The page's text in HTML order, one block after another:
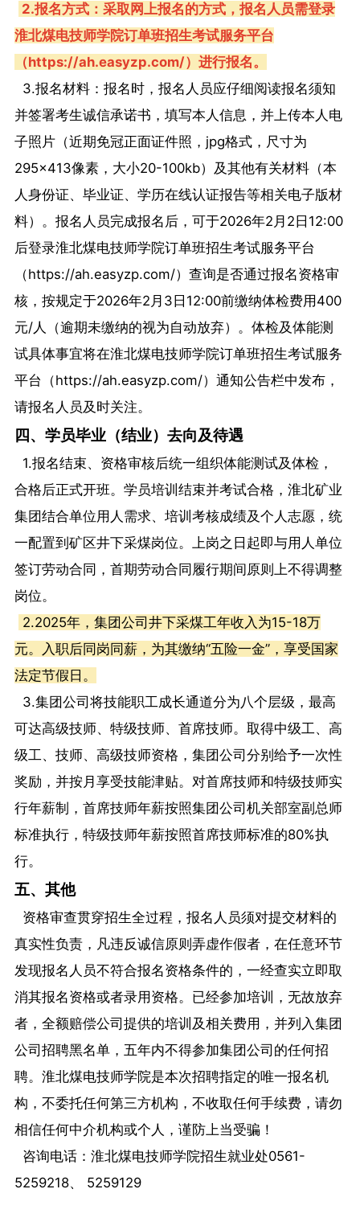
2.报名方式：采取网上报名的方式，报名人员需登录
淮北煤电技师学院订单班招生考试服务平台
（https://ah.easyzp.com/）进行报名。
3.报名材料：报名时，报名人员应仔细阅读报名须知
并签署考生诚信承诺书，填写本人信息，并上传本人电
子照片（近期免冠正面证件照，jpg格式，尺寸为
295×413像素，大小20-100kb）及其他有关材料（本
人身份证、毕业证、学历在线认证报告等相关电子版材
料）。报名人员完成报名后，可于2026年2月2日12:00
后登录淮北煤电技师学院订单班招生考试服务平台
（https://ah.easyzp.com/）查询是否通过报名资格审
核，按规定于2026年2月3日12:00前缴纳体检费用400
元/人（逾期未缴纳的视为自动放弃）。体检及体能测
试具体事宜将在淮北煤电技师学院订单班招生考试服务
平台（https://ah.easyzp.com/）通知公告栏中发布，
请报名人员及时关注。
四、学员毕业（结业）去向及待遇
1.报名结束、资格审核后统一组织体能测试及体检，
合格后正式开班。学员培训结束并考试合格，淮北矿业
集团结合单位用人需求、培训考核成绩及个人志愿，统
一配置到矿区井下采煤岗位。上岗之日起即与用人单位
签订劳动合同，首期劳动合同履行期间原则上不得调整
岗位。
2.2025年，集团公司井下采煤工年收入为15-18万
元。入职后同岗同薪，为其缴纳“五险一金”，享受国家
法定节假日。
3.集团公司将技能职工成长通道分为八个层级，最高
可达高级技师、特级技师、首席技师。取得中级工、高
级工、技师、高级技师资格，集团公司分别给予一次性
奖励，并按月享受技能津贴。对首席技师和特级技师实
行年薪制，首席技师年薪按照集团公司机关部室副总师
标准执行，特级技师年薪按照首席技师标准的80%执
行。
五、其他
资格审查贯穿招生全过程，报名人员须对提交材料的
真实性负责，凡违反诚信原则弄虚作假者，在任意环节
发现报名人员不符合报名资格条件的，一经查实立即取
消其报名资格或者录用资格。已经参加培训，无故放弃
者，全额赔偿公司提供的培训及相关费用，并列入集团
公司招聘黑名单，五年内不得参加集团公司的任何招
聘。淮北煤电技师学院是本次招聘指定的唯一报名机
构，不委托任何第三方机构，不收取任何手续费，请勿
相信任何中介机构或个人，谨防上当受骗！
咨询电话：淮北煤电技师学院招生就业处0561-
5259218、 5259129